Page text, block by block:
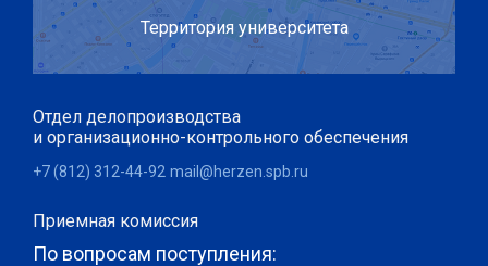
Территория университета
Отдел делопроизводства
и организационно-контрольного обеспечения
+7 (812) 312-44-92 mail@herzen.spb.ru
Приемная комиссия
По вопросам поступления: